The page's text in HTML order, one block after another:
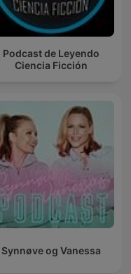
Podcast de Leyendo
Ciencia Ficción
Synnøve og Vanessa